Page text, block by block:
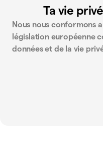
Ta vie
Nous nous conformons
législation européenne
données et de la vie